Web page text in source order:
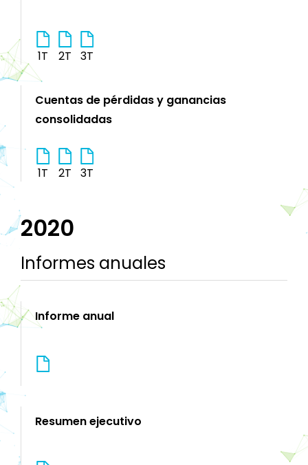
1T 2T 3T
Cuentas de pérdidas y ganancias
consolidadas
1T 2T 3T
2020
Informes anuales
Informe anual
Resumen ejecutivo